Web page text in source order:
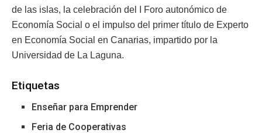
de las islas, la celebración del I Foro autonómico de
Economía Social o el impulso del primer título de Experto
en Economía Social en Canarias, impartido por la
Universidad de La Laguna.
Etiquetas
Enseñar para Emprender
Feria de Cooperativas